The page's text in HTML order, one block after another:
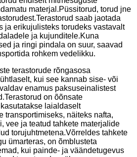
materjal.Püssitorud, torud jne
saab jaotada
ja erikujulisteks torudeks vastavalt
ja kujunditele.Kuna
ja ringi pindala on suur, saavad
rohkem vedelikku.
terastorude rõngasosa
kui see kannab sise- või
enamus paksuseinalistest
on õõnsate
laialdaselt
transportimiseks, näiteks nafta,
vee ja teatud tahkete materjalide
torujuhtmetena.Võrreldes tahkete
ümarteras, on õmblusteta
kui painde- ja väändetugevus